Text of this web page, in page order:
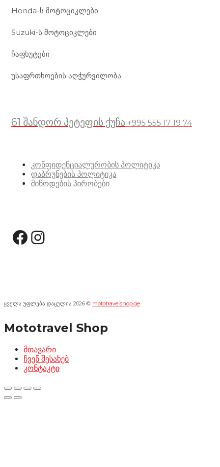
Honda-ს მოტოციკლები
Suzuki-ს მოტოციკლები
ჩაფხუტები
უსაფრთხოების აღჭურვილობა
61 შანდორ პეტეფის ქუჩა +995 555 17 19 74
კონფიდენციალურობის პოლიტიკა
დაბრუნების პოლიტიკა
მიწოდების პირობები
Facebook
Instagram
ყველა უფლება დაცულია 2026 © mototravelshop.ge
Mototravel Shop
მთავარი
ჩვენ შესახებ
კონტაკტი